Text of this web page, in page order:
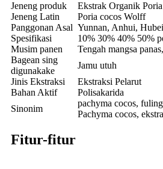
Jeneng produk
Ekstrak Organik
Jeneng Latin
Poria cocos Wolff
Panggonan Asal Yunnan, Anhui,
Spesifikasi
10% 30% 40% 50%
Musim panen
Tengah mangsa
Bagean sing
digunakake
Jamu utuh
Jinis Ekstraksi
Ekstraksi Pelarut
Bahan Aktif
Polisakarida
Sinonim
pachyma cocos,
Pachyma cocos,
Fitur-fitur